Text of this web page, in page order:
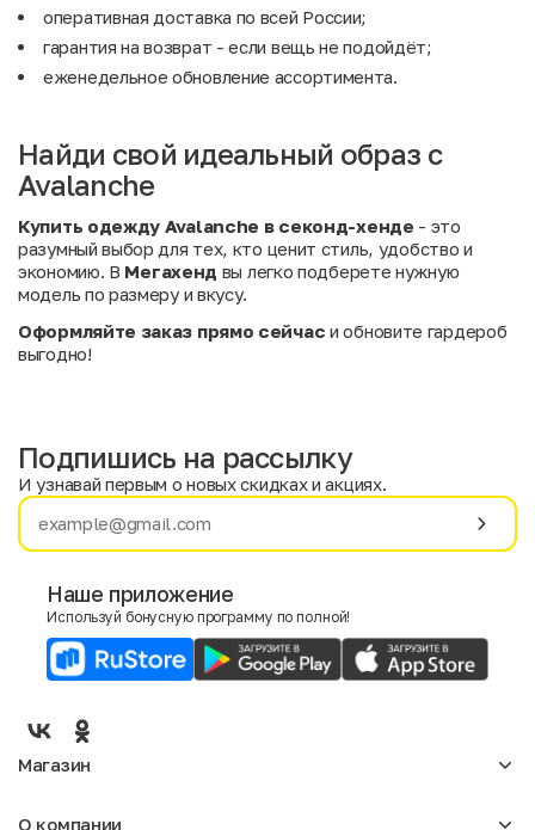
оперативная доставка по всей России;
гарантия на возврат - если вещь не подойдёт;
еженедельное обновление ассортимента.
Найди свой идеальный образ с
Avalanche
Купить одежду Avalanche в секонд-хенде - это
разумный выбор для тех, кто ценит стиль, удобство и
экономию. В Мегахенд вы легко подберете нужную
модель по размеру и вкусу.
Оформляйте заказ прямо сейчас и обновите гардероб
выгодно!
Имя
E-mail
Пол
Мужской
Подпишись на рассылку
И узнавай первым о новых скидках и акциях.
Наше приложение
Используй бонусную программу по полной!
Магазин
О компании